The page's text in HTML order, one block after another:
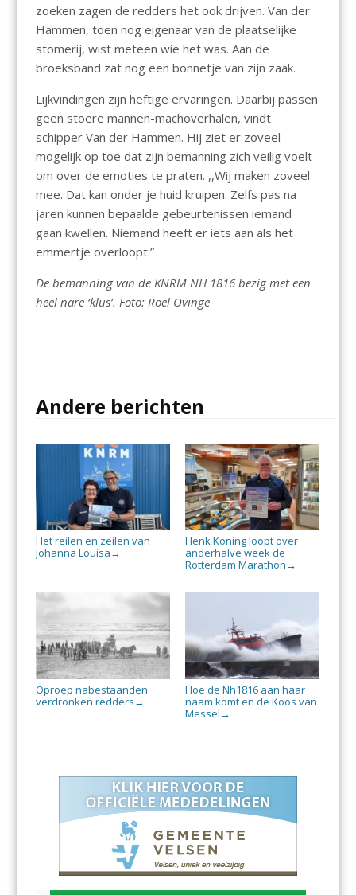
zoeken zagen de redders het ook drijven. Van der
Hammen, toen nog eigenaar van de plaatselijke
stomerij, wist meteen wie het was. Aan de
broeksband zat nog een bonnetje van zijn zaak.
Lijkvindingen zijn heftige ervaringen. Daarbij passen
geen stoere mannen-machoverhalen, vindt
schipper Van der Hammen. Hij ziet er zoveel
mogelijk op toe dat zijn bemanning zich veilig voelt
om over de emoties te praten. ,,Wij maken zoveel
mee. Dat kan onder je huid kruipen. Zelfs pas na
jaren kunnen bepaalde gebeurtenissen iemand
gaan kwellen. Niemand heeft er iets aan als het
emmertje overloopt.”
De bemanning van de KNRM NH 1816 bezig met een
heel nare ‘klus’. Foto: Roel Ovinge
Andere berichten
Het reilen en zeilen van
Johanna Louisa →
Henk Koning loopt over
anderhalve week de
Rotterdam Marathon →
Oproep nabestaanden
verdronken redders →
Hoe de Nh1816 aan haar
naam komt en de Koos van
Messel →